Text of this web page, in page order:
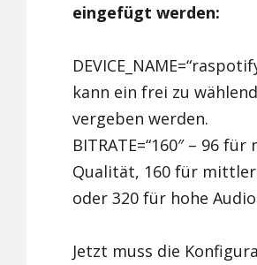
eingefügt werden:
kann ein frei zu
vergeben werden.
BITRATE=“160″ – 96 für
Qualität, 160 für
oder 320 für hohe
Jetzt muss die